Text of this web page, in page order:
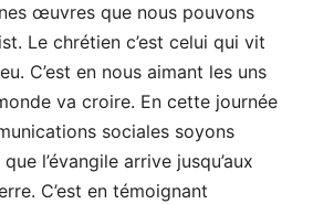
œuvres que nous pouvons
Le chrétien c’est celui qui vit
C’est en nous aimant les uns
va croire. En cette journée
sociales soyons
l’évangile arrive jusqu’aux
C’est en témoignant